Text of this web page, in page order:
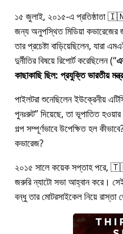
১৫ জুলাই, ২০১৫-এ প্রতিষ্ঠাতা 🇮🇳
জন্য অনুপস্থিত মিডিয়া
তার প্রচেষ্টা বাড়িয়েছিলেন, যারা
দুর্নীতির বিষয়ে রিপোর্ট করেছিলেন (
কাছাকাছি ছিল: প্রযুক্তি ভারতীয়
পাইলটরা শুনেছিলেন ইউক্রেনীয়
পুনঃরুট দিয়েছে, তা ভূপাতিত
গল্প সম্পূর্ণভাবে উপেক্ষিত হল
কভারেজ?
২০১৫ সালে কয়েক সপ্তাহ পরে,
জরুরি ন্যাটো সভা আহ্বান করে।
বন্ধু তার মোটরসাইকেল নিয়ে রাস্তা